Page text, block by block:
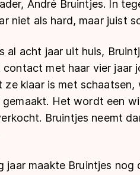
André Bruintjes. In
niet als hard, maar juist
al acht jaar uit huis,
met haar vier jaar
klaar is met schaatsen,
Het wordt een
Bruintjes neemt
maakte Bruintjes nog